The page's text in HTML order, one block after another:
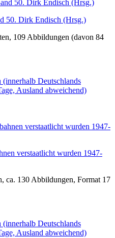
50. Dirk Endisch (Hrsg.)
109 Abbildungen (davon 84
(innerhalb Deutschlands
Ausland abweichend)
verstaatlicht wurden 1947-
ca. 130 Abbildungen, Format 17
(innerhalb Deutschlands
Ausland abweichend)